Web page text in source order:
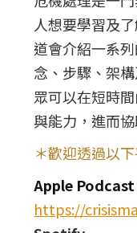
人想要學習及
道會介紹一系
念、步驟、架
眾可以在短時
與能力，進而
＊歡迎透過以
Apple
https://